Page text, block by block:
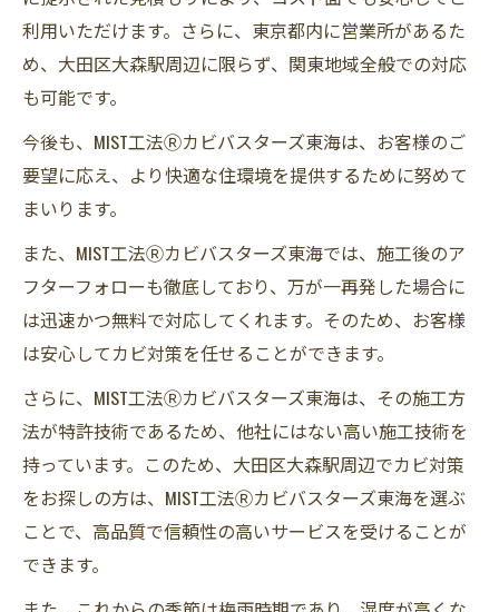
利用いただけます。さらに、東京都内に営業所があるた
め、大田区大森駅周辺に限らず、関東地域全般での対応
も可能です。
今後も、MIST工法Ⓡカビバスターズ東海は、お客様のご
要望に応え、より快適な住環境を提供するために努めて
まいります。
また、MIST工法Ⓡカビバスターズ東海では、施工後のア
フターフォローも徹底しており、万が一再発した場合に
は迅速かつ無料で対応してくれます。そのため、お客様
は安心してカビ対策を任せることができます。
さらに、MIST工法Ⓡカビバスターズ東海は、その施工方
法が特許技術であるため、他社にはない高い施工技術を
持っています。このため、大田区大森駅周辺でカビ対策
をお探しの方は、MIST工法Ⓡカビバスターズ東海を選ぶ
ことで、高品質で信頼性の高いサービスを受けることが
できます。